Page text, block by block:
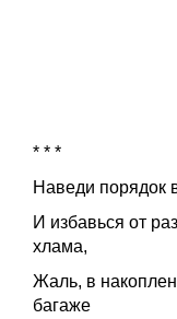
* * *
Наведи порядок
И избавься от
хлама,
Жаль, в
багаже